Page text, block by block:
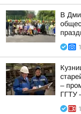
В
–
ГГТУ